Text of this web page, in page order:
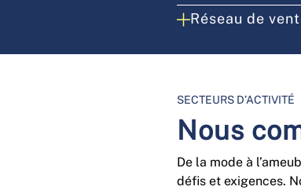
Réseau de
SECTEURS D’ACTIVITÉ
Nous
De la mode à
défis et exigences.